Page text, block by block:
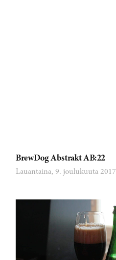
BrewDog Abstrakt AB:22
Lauantaina, 9. joulukuuta 2017